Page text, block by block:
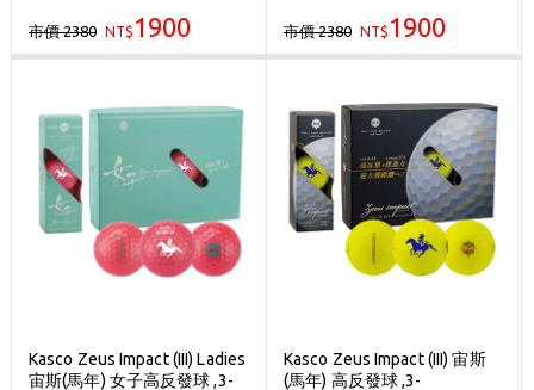
市價 2380 NT$ 1900 市價 2380 NT$ 1900
Kasco Zeus Impact (III) Ladies
宙斯(馬年) 女子高反發球 ,3-
Kasco Zeus Impact (III) 宙斯
(馬年) 高反發球 ,3-